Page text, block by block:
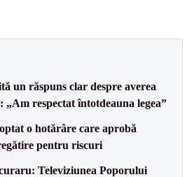
un răspuns clar despre averea
„Am respectat întotdeauna legea”
o hotărâre care aprobă
pentru riscuri
Televiziunea Poporului